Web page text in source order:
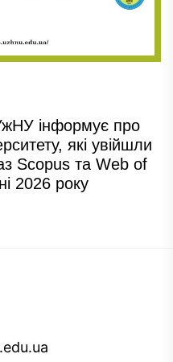
інформує про
які увійшли
Scopus та Web of
2026 року